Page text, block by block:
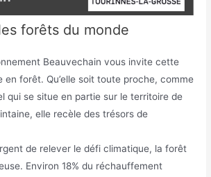
forêts du monde
Beauvechain vous invite cette
en forêt. Qu’elle soit toute proche, comme
qui se situe en partie sur le territoire de
elle recèle des trésors de
de relever le défi climatique, la forêt
Environ 18% du réchauffement